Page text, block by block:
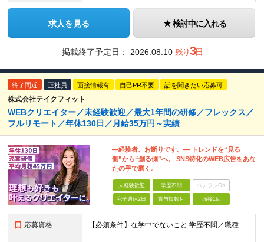
求人を見る 検討中に入れる
掲載終了予定日： 2026.08.10 残り3日
終了間近 正社員 面接情報有 自己PR不要 話を聞きたい応募可
株式会社テイクフィット
WEBクリエイター／未経験歓迎／最大1年間の研修／フレックス／
フルリモート／年休130日／月給35万円～実績
―経験者、お断りです。― トレンドを“見る
側”から“創る側”へ。 SNS特化のWEB広告をあな
たの手で磨く。
未経験歓迎 学歴不問 ベテランOK
完全週休2日 賞与複数月 面接1回
応募資格 【必須条件】在学中でないこと 学歴不問／職種未経験／業種未経験／社会人未経験／第二新卒／ブランクOK ◎応募時に特別な経験やスキルは必要ありません。 意欲・人柄重視の採用です！ ＼こんなあなた